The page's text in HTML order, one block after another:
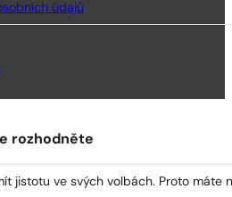
údajů
rozhodněte
jistotu ve svých volbách. Proto máte